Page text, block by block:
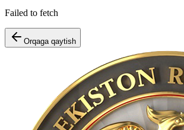
Failed to fetch
Orqaga qaytish